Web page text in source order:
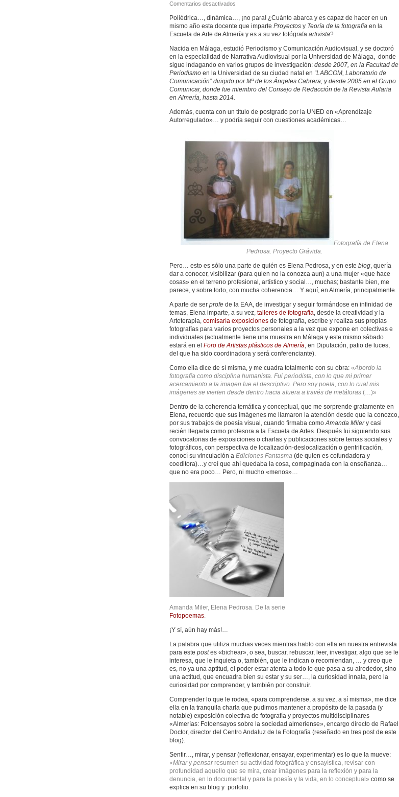
Comentarios desactivados
Pedrosa:
poliédrica
de
comunicación
visual…
Poliédrica…, dinámica…, ¡no para! ¿Cuánto abarca y es capaz de hacer en un
mismo año esta docente que imparte Proyectos y Teoría de la fotografía en la
Escuela de Arte de Almería y es a su vez fotógrafa artivista?
Nacida en Málaga, estudió Periodismo y Comunicación Audiovisual, y se doctoró
en la especialidad de Narrativa Audiovisual por la Universidad de Málaga, donde
sigue indagando en varios grupos de investigación: desde 2007, en la Facultad de
Periodismo en la Universidad de su ciudad natal en “LABCOM, Laboratorio de
Comunicación” dirigido por Mª de los Ángeles Cabrera; y desde 2005 en el Grupo
Comunicar, donde fue miembro del Consejo de Redacción de la Revista Aularia
en Almería, hasta 2014.
Además, cuenta con un título de postgrado por la UNED en «Aprendizaje
Autorregulado»… y podría seguir con cuestiones académicas…
Fotografía de Elena
Pedrosa. Proyecto Grávida.
Pero… esto es sólo una parte de quién es Elena Pedrosa, y en este blog , quería
dar a conocer, visibilizar (para quien no la conozca aun) a una mujer «que hace
cosas» en el terreno profesional, artístico y social…, muchas; bastante bien, me
parece, y sobre todo, con mucha coherencia… Y aquí, en Almería, principalmente.
A parte de ser profe de la EAA, de investigar y seguir formándose en infinidad de
temas, Elena imparte, a su vez, talleres de fotografía , desde la creatividad y la
Arteterapia, comisaría exposiciones de fotografía, escribe y realiza sus propias
fotografías para varios proyectos personales a la vez que expone en colectivas e
individuales (actualmente tiene una muestra en Málaga y este mismo sábado
estará en el Foro de Artistas plásticos de Almería , en Diputación, patio de luces,
del que ha sido coordinadora y será conferenciante).
Como ella dice de sí misma, y me cuadra totalmente con su obra: «Abordo la
fotografía como disciplina humanista. Fui periodista, con lo que mi primer
acercamiento a la imagen fue el descriptivo. Pero soy poeta, con lo cual mis
imágenes se vierten desde dentro hacia afuera a través de metáforas (…)»
Dentro de la coherencia temática y conceptual, que me sorprende gratamente en
Elena, recuerdo que sus imágenes me llamaron la atención desde que la conozco,
por sus trabajos de poesía visual, cuando firmaba como Amanda Milery casi
recién llegada como profesora a la Escuela de Artes. Después fui siguiendo sus
convocatorias de exposiciones o charlas y publicaciones sobre temas sociales y
fotográficos, con perspectiva de localización-deslocalización o gentrificación,
conocí su vinculación a Ediciones Fantasma (de quien es cofundadora y
coeditora)…y creí que ahí quedaba la cosa, compaginada con la enseñanza…
que no era poco… Pero, ni mucho «menos»…
Amanda Miler, Elena Pedrosa. De la serie
Fotopoemas
¡Y sí, aún hay más!…
La palabra que utiliza muchas veces mientras hablo con ella en nuestra entrevista
para este postes «bichear», o sea, buscar, rebuscar, leer, investigar, algo que se le
interesa, que le inquieta o, también, que le indican o recomiendan, … y creo que
es, no ya una aptitud, el poder estar atenta a todo lo que pasa a su alrededor, sino
una actitud, que encuadra bien su estar y su ser…, la curiosidad innata, pero la
curiosidad por comprender, y también por construir.
Comprender lo que le rodea, «para comprenderse, a su vez, a sí misma», me dice
ella en la tranquila charla que pudimos mantener a propósito de la pasada (y
notable) exposición colectiva de fotografía y proyectos multidisciplinares
«Almerías: Fotoensayos sobre la sociedad almeriense», encargo directo de Rafael
Doctor, director del Centro Andaluz de la Fotografía (reseñado en tres post de este
blog).
Sentir…, mirar, y pensar (reflexionar, ensayar, experimentar) es lo que la mueve:
«Mirary pensarresumen su actividad fotográfica y ensayística, revisar con
profundidad aquello que se mira, crear imágenes para la reflexión y para la
denuncia, en lo documental y para la poesía y la vida, en lo conceptual» como se
explica en su blog y porfolio.